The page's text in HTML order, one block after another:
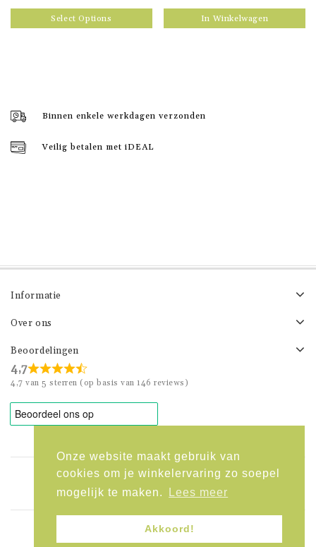
Onze website maakt gebruik van
cookies om je winkelervaring zo soepel
mogelijk te maken.
Lees meer
Akkoord!
Select Options In Winkelwagen
Binnen enkele werkdagen verzonden
Veilig betalen met iDEAL
Informatie
Over ons
Beoordelingen
4,7
4,7 van 5 sterren (op basis van 146 reviews)
info@kekkestekkies.nl
Copyright © 2026 Kekke Stekkies